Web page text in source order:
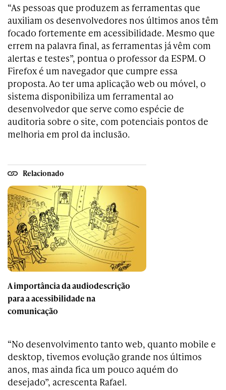
“As pessoas que produzem as ferramentas que
auxiliam os desenvolvedores nos últimos anos têm
focado fortemente em acessibilidade. Mesmo que
errem na palavra final, as ferramentas já vêm com
alertas e testes”, pontua o professor da ESPM. O
Firefox é um navegador que cumpre essa
proposta. Ao ter uma aplicação web ou móvel, o
sistema disponibiliza um ferramental ao
desenvolvedor que serve como espécie de
auditoria sobre o site, com potenciais pontos de
melhoria em prol da inclusão.
Relacionado
A importância da audiodescrição
para a acessibilidade na
comunicação
“No desenvolvimento tanto web, quanto mobile e
desktop, tivemos evolução grande nos últimos
anos, mas ainda fica um pouco aquém do
desejado”, acrescenta Rafael.